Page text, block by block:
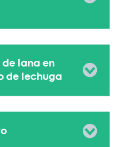
lana en
de lechuga